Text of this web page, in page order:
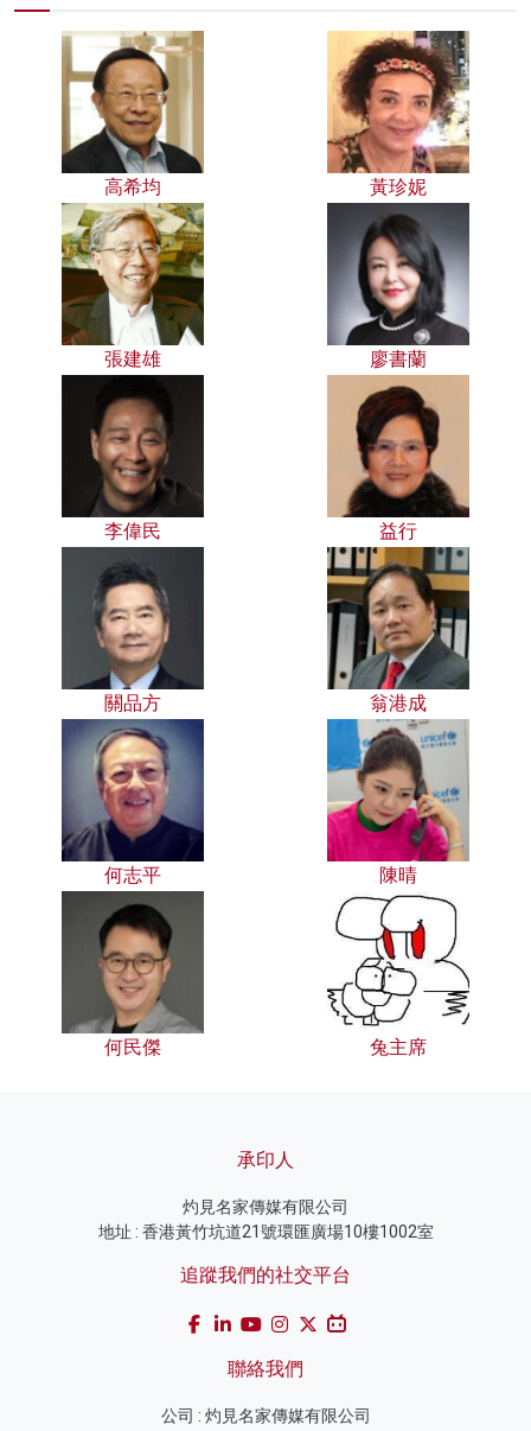
高希均 黃珍妮
張建雄 廖書蘭
李偉民 益行
關品方 翁港成
何志平 陳晴
何民傑 兔主席
承印人
灼見名家傳媒有限公司
地址 : 香港黃竹坑道21號環匯廣場10樓1002室
追蹤我們的社交平台
聯絡我們
公司 : 灼見名家傳媒有限公司